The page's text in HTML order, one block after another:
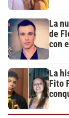
La
de
con
La
Fito